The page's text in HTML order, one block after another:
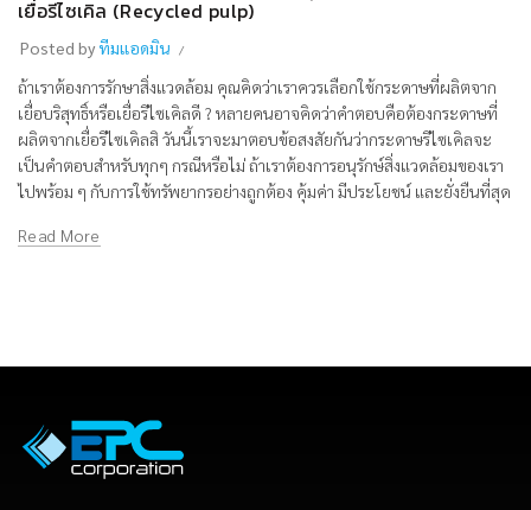
เยื่อรีไซเคิล (Recycled pulp)
Posted byทีมแอดมิน
ถ้าเราต้องการรักษาสิ่งแวดล้อม คุณคิดว่าเราควรเลือกใช้กระดาษที่ผลิตจาก
เยื่อบริสุทธิ์หรือเยื่อรีไซเคิลดี ? หลายคนอาจคิดว่าคำตอบคือต้องกระดาษที่
ผลิตจากเยื่อรีไซเคิลสิ วันนี้เราจะมาตอบข้อสงสัยกันว่ากระดาษรีไซเคิลจะ
เป็นคำตอบสำหรับทุกๆ กรณีหรือไม่ ถ้าเราต้องการอนุรักษ์สิ่งแวดล้อมของเรา
ไปพร้อม ๆ กับการใช้ทรัพยากรอย่างถูกต้อง คุ้มค่า มีประโยชน์ และยั่งยืนที่สุด
Read More